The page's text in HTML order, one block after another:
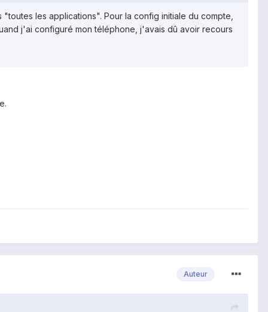
les applications". Pour la config initiale du compte,
j'ai configuré mon téléphone, j'avais dû avoir recours
Auteur